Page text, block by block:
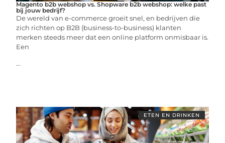
Magento b2b webshop vs. Shopware b2b webshop: welke past
bij jouw bedrijf?
De wereld van e-commerce groeit snel, en bedrijven die
zich richten op B2B (business-to-business) klanten
merken steeds meer dat een online platform onmisbaar is.
Een
...
ETEN EN DRINKEN